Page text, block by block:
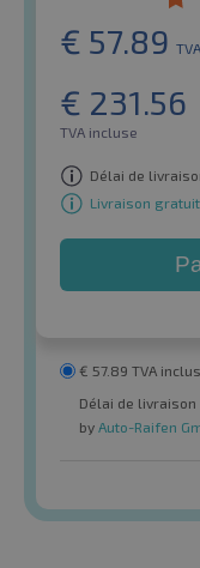
€ 57.89
€ 231.56
TVA incluse
Délai de
Livraison
€ 57.89 TVA
Délai de livraison
by Auto-Raifen